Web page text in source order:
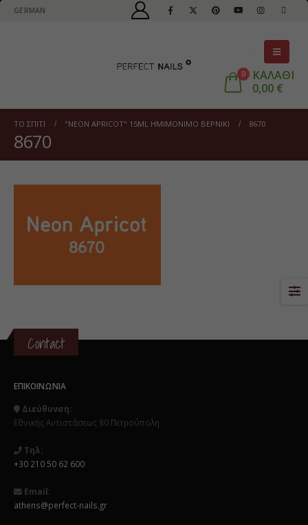
GERMAN
0
ΚΑΛΑΘΙ
0,00 €
ΤΟ ΣΠΊΤΙ "NEON APRICOT" 15ML ΗΜΙΜΌΝΙΜΟ ΒΕΡΝΊΚΙ 8670
8670
Contact
ΕΠΙΚΟΙΝΩΝΊΑ
Διεύθυνση:
Εθνικής Αντιστάσεως 80 Πετρούπολη
Τηλ:
+30 210 50 62 600
Email:
athens@perfect-nails.gr